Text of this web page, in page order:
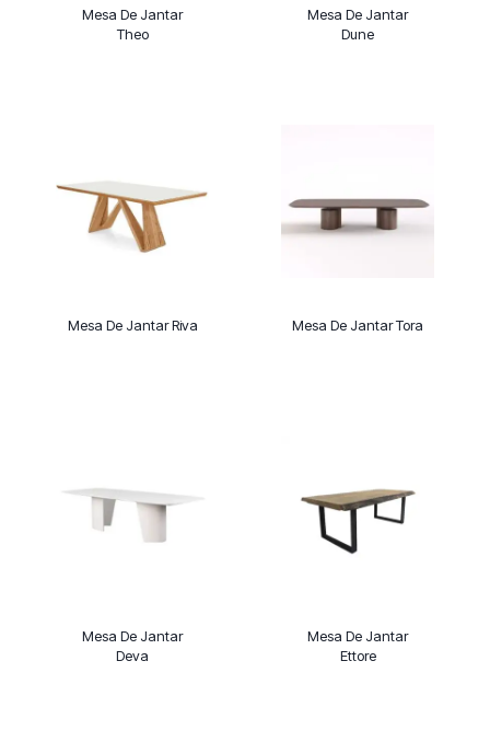
Mesa De Jantar
Theo
Mesa De Jantar
Dune
Mesa De Jantar Riva Mesa De Jantar Tora
Mesa De Jantar
Deva
Mesa De Jantar
Ettore